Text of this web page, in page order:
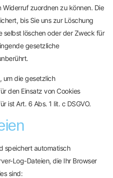
zuordnen zu können. Die
bis Sie uns zur Löschung
selbst löschen oder der Zweck für
gesetzliche
um die gesetzlich
den Einsatz von Cookies
ist Art. 6 Abs. 1 lit. c DSGVO.
speichert automatisch
Log-Dateien, die Ihr Browser
sind: